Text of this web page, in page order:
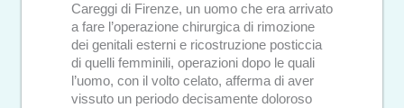
Careggi di Firenze, un uomo che era arrivato
a fare l’operazione chirurgica di rimozione
dei genitali esterni e ricostruzione posticcia
di quelli femminili, operazioni dopo le quali
l’uomo, con il volto celato, afferma di aver
vissuto un periodo decisamente doloroso